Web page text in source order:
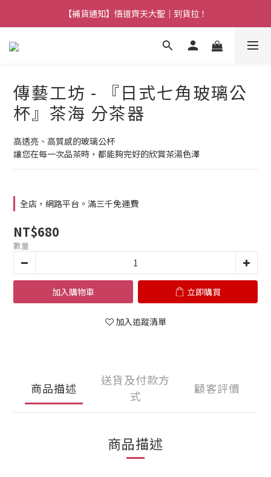
【熱門】馬上有系列！四種寶物幫你財運「轉」進來
【補貨通知】悟道齊天大聖｜到貨拉！
【熱門】馬上有系列！四種寶物幫你財運「轉」進來
傳藝工坊 - 『日式七角玻璃公
杯』茶海 分茶器
高透亮、高質感的玻璃公杯
讓您在每一次品茶時，都能夠完好的欣賞茶湯色澤
全店，網路平台。滿三千免運費
NT$680
數量
加入購物車 立即購買
加入追蹤清單
商品描述
送貨及付款方
式
顧客評價
商品描述